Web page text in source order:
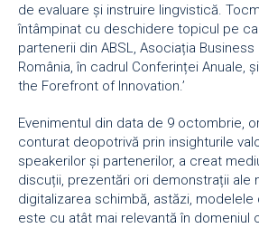
de evaluare și instruire lingvistică.
întâmpinat cu deschidere topicul pe
partenerii din ABSL, Asociația
România, în cadrul Conferinței Anuale,
the Forefront of Innovation.’
Evenimentul din data de 9 octombrie,
conturat deopotrivă prin insighturile
speakerilor și partenerilor, a creat
discuții, prezentări ori demonstrații ale
digitalizarea schimbă, astăzi, modelele
este cu atât mai relevantă în domeniul